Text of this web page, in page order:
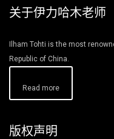
关于伊力哈木老师
Ilham Tohti is the most
Republic of China.
Read more
版权声明